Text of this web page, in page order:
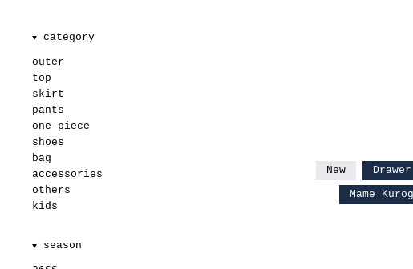
New Drawer
Mame
▼ category
outer
top
skirt
pants
one-piece
shoes
bag
accessories
others
kids
▼ season